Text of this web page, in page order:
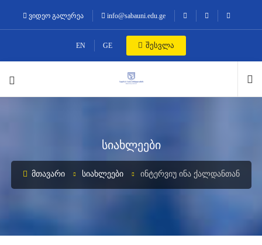
ვიდეო გალერეა info@sabauni.edu.ge
EN GE შესვლა
სიახლეები
ᲛᲗᲐᲕᲐᲠᲘ ᲡᲘᲐᲮᲚᲔᲔᲑᲘ ᲘᲜᲢᲔᲠᲕᲘᲣ ᲘᲜᲐ ᲥᲐᲚᲓᲐᲜᲗᲐᲜ